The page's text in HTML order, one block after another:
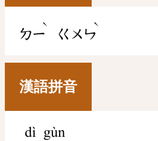
ㄉㄧ
ˋ
ㄍㄨㄣ
ˋ
漢語拼音
dì gùn